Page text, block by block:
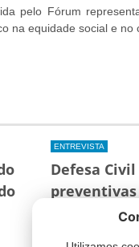
pelo Fórum
na equidade social e no
ENTREVISTA
Defesa